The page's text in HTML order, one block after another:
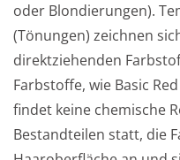
oder Blondierungen).
(Tönungen) zeichnen
direktziehenden
Farbstoffe, wie Basic
findet keine chemische
Bestandteilen statt, die